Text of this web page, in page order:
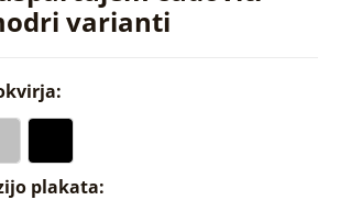
varianti
plakata: